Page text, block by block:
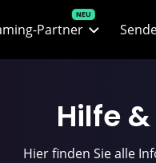
Partner
Hilfe&
Hier finden Sie alle